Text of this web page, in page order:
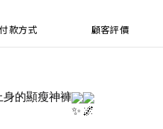
款方式 顧客評價
的顯瘦神褲